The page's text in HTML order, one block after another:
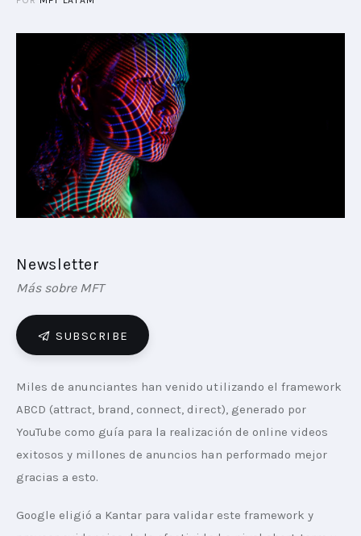
CONECTADES
PODCAST
PLAYBOOKS
NOVEDADES DE LOS MIEMBROS
Newsletter
Más sobre MFT
SUBSCRIBE
Miles de anunciantes han venido utilizando el framework
ABCD (attract, brand, connect, direct), generado por
YouTube como guía para la realización de online videos
exitosos y millones de anuncios han performado mejor
gracias a esto.
Google eligió a Kantar para validar este framework y